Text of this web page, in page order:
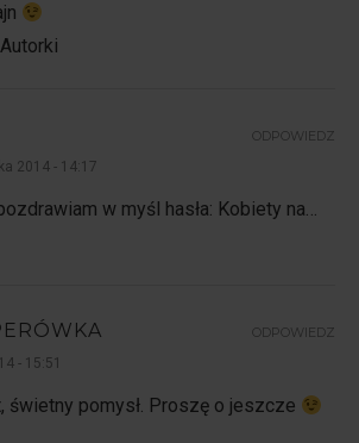
2014 - 14:17
w myśl hasła: Kobiety na…
ODPOWIEDZ
- 15:51
świetny pomysł. Proszę o jeszcze
ODPOWIEDZ